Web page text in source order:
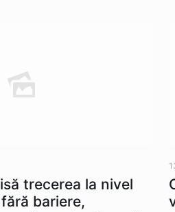
trecerea la nivel
bariere,